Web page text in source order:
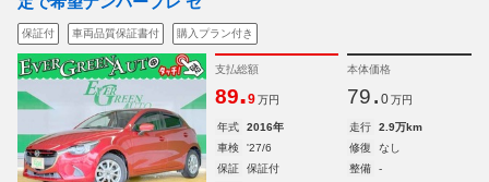
保証付 車両品質保証書付 購入プラン付き
支払総額
89.9 万円
本体価格
79. 0 万円
年式 2016年 走行
2.9万km
車検
'27/6 修復
なし
保証
保証付 整備
-